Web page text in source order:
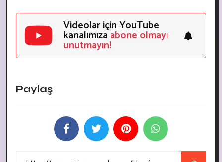
Videolar için YouTube
kanalımızaabone olmayı
unutmayın!
Paylaş